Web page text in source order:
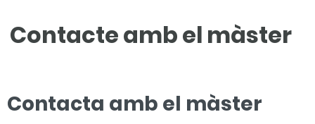
Contacte amb el màster
Contacta amb el màster